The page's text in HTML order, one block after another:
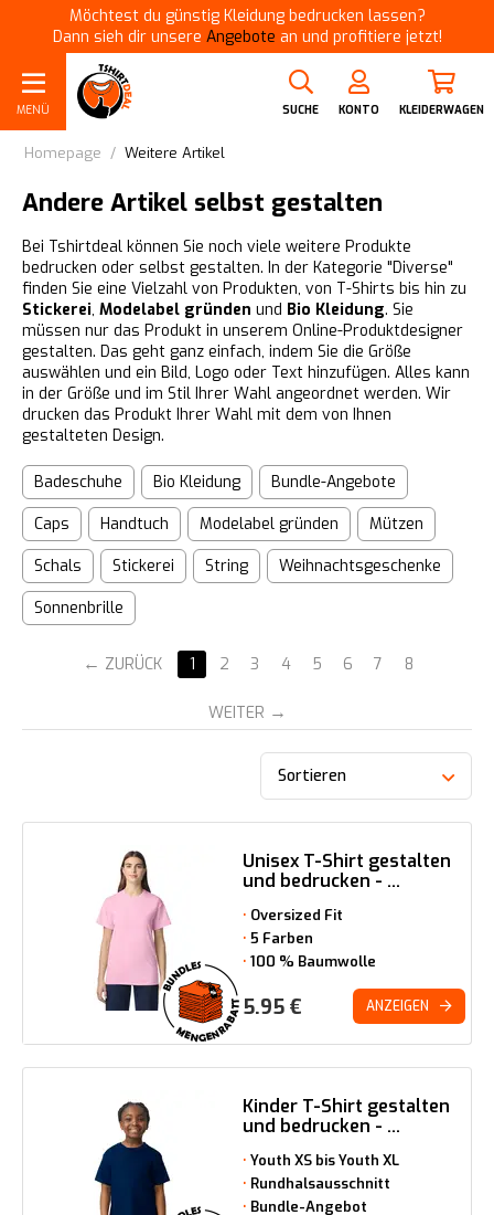
Möchtest du günstig Kleidung bedrucken lassen?
Dann sieh dir unsere Angebote an und profitiere jetzt!
MENÜ SUCHE KONTO KLEIDERWAGEN
Homepage / Weitere Artikel
Andere Artikel selbst gestalten
Bei Tshirtdeal können Sie noch viele weitere Produkte
bedrucken oder selbst gestalten. In der Kategorie "Diverse"
finden Sie eine Vielzahl von Produkten, von T-Shirts bis hin zu
Stickerei, Modelabel gründen und Bio Kleidung. Sie
müssen nur das Produkt in unserem Online-Produktdesigner
gestalten. Das geht ganz einfach, indem Sie die Größe
auswählen und ein Bild, Logo oder Text hinzufügen. Alles kann
in der Größe und im Stil Ihrer Wahl angeordnet werden. Wir
drucken das Produkt Ihrer Wahl mit dem von Ihnen
gestalteten Design.
Badeschuhe Bio Kleidung
Bundle-Angebote
Caps
Handtuch Modelabel gründen
Mützen
Schals
Stickerei String
Weihnachtsgeschenke
Sonnenbrille
ZURÜCK 1 2 3 4 5 6 7 8
WEITER
Sortieren
Unisex T-Shirt gestalten
und bedrucken - ...
Oversized Fit
5 Farben
100 % Baumwolle
5.95 € ANZEIGEN
Kinder T-Shirt gestalten
und bedrucken - ...
Youth XS bis Youth XL
Rundhalsausschnitt
Bundle-Angebot